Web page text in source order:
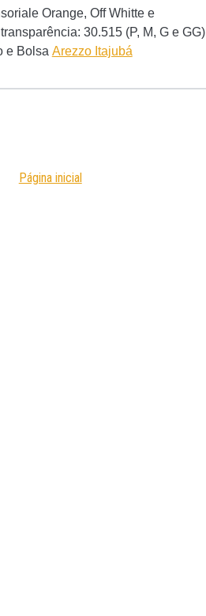
Orange, Off Whitte e
: 30.515 (P, M, G e GG)
e Bolsa Arezzo Itajubá
Página inicial